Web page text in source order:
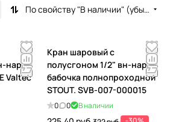
По свойству "В наличии" (убывание)
Valtec
Кран шаровый с
полусгоном 1/2" вн-нар
бабочка полнопроходной
STOUT. SVB-007-000015
0 0 В наличии